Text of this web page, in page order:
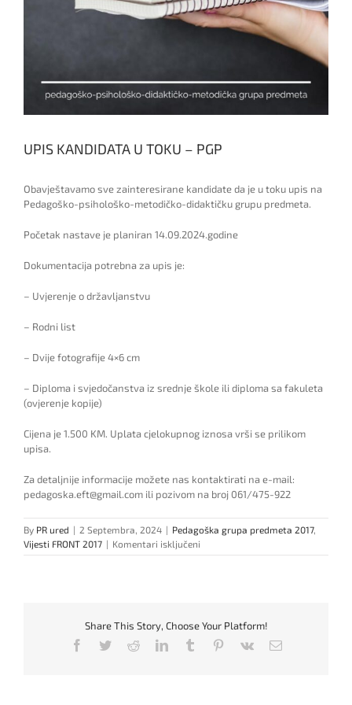
UPIS KANDIDATA U TOKU – PGP
Obavještavamo sve zainteresirane kandidate da je u toku upis na
Pedagoško-psihološko-metodičko-didaktičku grupu predmeta.
Početak nastave je planiran 14.09.2024.godine
Dokumentacija potrebna za upis je:
– Uvjerenje o državljanstvu
– Rodni list
– Dvije fotografije 4×6 cm
– Diploma i svjedočanstva iz srednje škole ili diploma sa fakuleta
(ovjerenje kopije)
Cijena je 1.500 KM. Uplata cjelokupnog iznosa vrši se prilikom
upisa.
Za detaljnije informacije možete nas kontaktirati na e-mail:
pedagoska.eft@gmail.com ili pozivom na broj 061/475-922
By PR ured | 2 Septembra, 2024 | Pedagoška grupa predmeta 2017,
Vijesti FRONT 2017 | Komentari isključeni
UPIS
PGP
Share This Story, Choose Your Platform!
Facebook
TwitterRedditLinkedInTumblr Pinterest
Vk Email